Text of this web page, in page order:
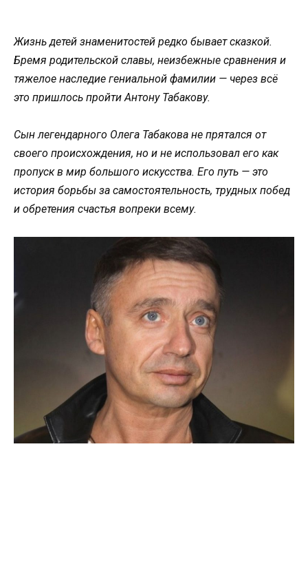
Жизнь детей знаменитостей редко бывает сказкой.
Бремя родительской славы, неизбежные сравнения и
тяжелое наследие гениальной фамилии — через всё
это пришлось пройти Антону Табакову.
Сын легендарного Олега Табакова не прятался от
своего происхождения, но и не использовал его как
пропуск в мир большого искусства. Его путь — это
история борьбы за самостоятельность, трудных побед
и обретения счастья вопреки всему.